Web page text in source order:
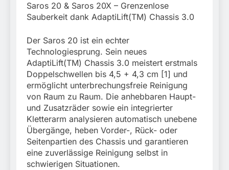
Saros 20 & Saros 20X – Grenzenlose
Sauberkeit dank AdaptiLift(TM) Chassis 3.0
Der Saros 20 ist ein echter
Technologiesprung. Sein neues
AdaptiLift(TM) Chassis 3.0 meistert erstmals
Doppelschwellen bis 4,5 + 4,3 cm [1] und
ermöglicht unterbrechungsfreie Reinigung
von Raum zu Raum. Die anhebbaren Haupt-
und Zusatzräder sowie ein integrierter
Kletterarm analysieren automatisch unebene
Übergänge, heben Vorder-, Rück- oder
Seitenpartien des Chassis und garantieren
eine zuverlässige Reinigung selbst in
schwierigen Situationen.